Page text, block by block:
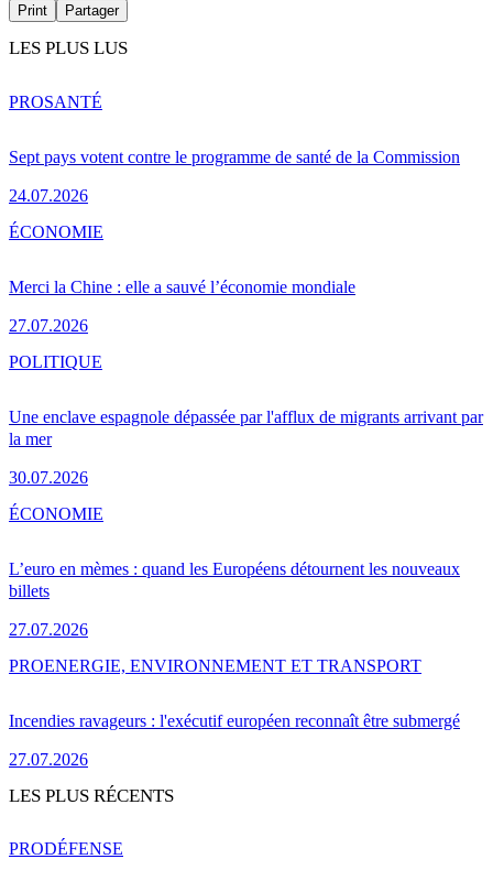
Print Partager
LES PLUS LUS
Sept pays votent contre le programme de santé de la Commission
24.07.2026
PROSANTÉ
Merci la Chine : elle a sauvé l’économie mondiale
27.07.2026
ÉCONOMIE
Une enclave espagnole dépassée par l'afflux de migrants arrivant par
la mer
30.07.2026
POLITIQUE
L’euro en mèmes : quand les Européens détournent les nouveaux
billets
27.07.2026
ÉCONOMIE
Incendies ravageurs : l'exécutif européen reconnaît être submergé
27.07.2026
PROENERGIE, ENVIRONNEMENT ET TRANSPORT
LES PLUS RÉCENTS
PRODÉFENSE